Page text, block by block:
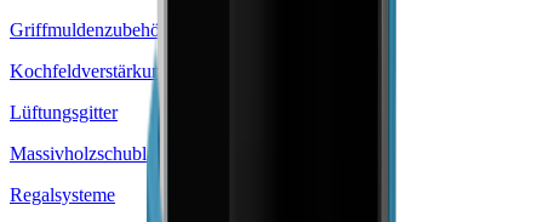
Griffmuldenzubehör
Kochfeldverstärkungssteg
Lüftungsgitter
Massivholzschublade
Regalsysteme